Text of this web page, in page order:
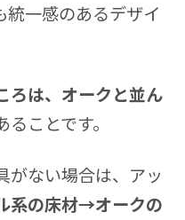
統一感のあるデザイ
ろは、オークと並ん
ることです。
がない場合は、アッ
系の床材→オークの